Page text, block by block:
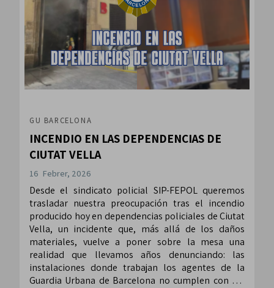
GU BARCELONA
INCENDIO EN LAS DEPENDENCIAS DE
CIUTAT VELLA
16 Febrer, 2026
​​​​​​​Desde el sindicato policial SIP-FEPOL queremos
trasladar nuestra preocupación tras el incendio
producido hoy en dependencias policiales de Ciutat
Vella, un incidente que, más allá de los daños
materiales, vuelve a poner sobre la mesa una
realidad que llevamos años denunciando: las
instalaciones donde trabajan los agentes de la
Guardia Urbana de Barcelona no cumplen con los